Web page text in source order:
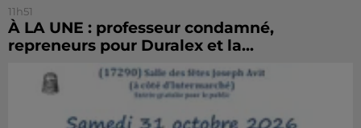
11h51
À LA UNE : professeur condamné,
repreneurs pour Duralex et la...